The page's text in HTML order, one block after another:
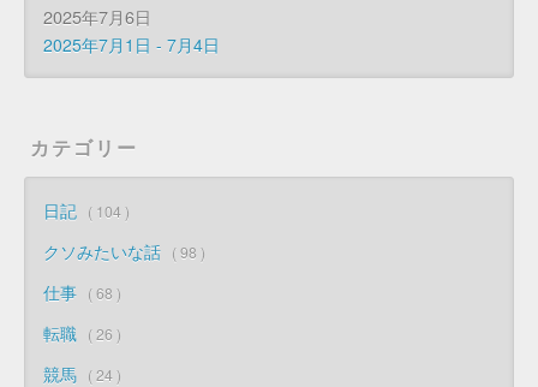
2025年7月6日
2025年7月1日 - 7月4日
カテゴリー
日記 104
クソみたいな話 98
仕事 68
転職 26
競馬 24